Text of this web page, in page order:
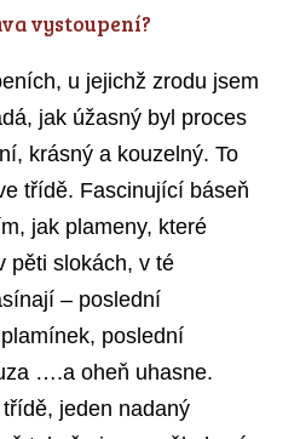
vystoupení?
u jejichž zrodu jsem
jak úžasný byl proces
krásný a kouzelný. To
třídě. Fascinující báseň
jak plameny, které
pěti slokách, v té
– poslední
poslední
….a oheň uhasne.
jeden nadaný